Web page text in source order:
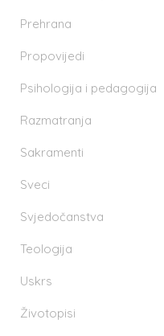
Prehrana
Propovijedi
Psihologija i pedagogija
Razmatranja
Sakramenti
Sveci
Svjedočanstva
Teologija
Uskrs
Životopisi